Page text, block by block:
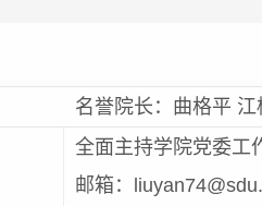
名誉院长：曲格平 江
全面主持学院党委工
邮箱：